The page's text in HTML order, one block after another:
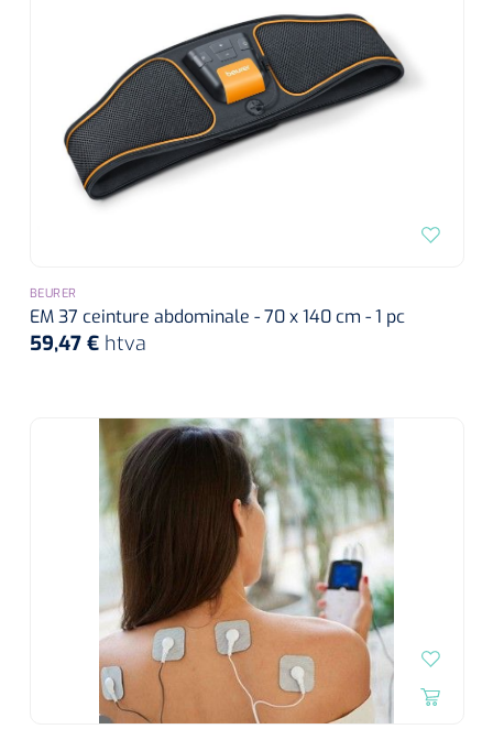
Alginates
Divers
Dissolvant de couche adhésive
Ouates
Bassin renal
BEURER
EM 37 ceinture abdominale - 70 x 140 cm - 1 pc
59,47 € htva